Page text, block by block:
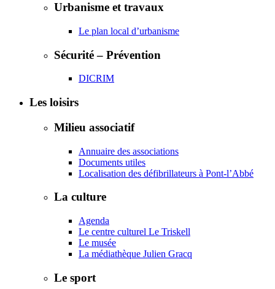
Urbanisme et travaux
Le plan local d’urbanisme
Sécurité – Prévention
DICRIM
Les loisirs
Milieu associatif
Annuaire des associations
Documents utiles
Localisation des défibrillateurs à Pont-l’Abbé
La culture
Agenda
Le centre culturel Le Triskell
Le musée
La médiathèque Julien Gracq
Le sport